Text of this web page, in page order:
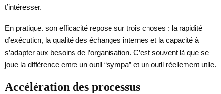
t’intéresser.
En pratique, son efficacité repose sur trois choses : la rapidité
d’exécution, la qualité des échanges internes et la capacité à
s’adapter aux besoins de l’organisation. C’est souvent là que se
joue la différence entre un outil “sympa” et un outil réellement utile.
Accélération des processus